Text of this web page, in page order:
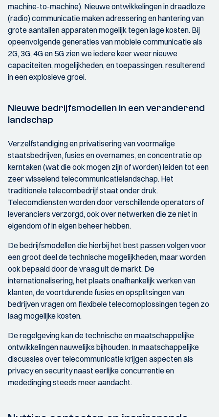
machine-to-machine). Nieuwe ontwikkelingen in draadloze
(radio) communicatie maken adressering en hantering van
grote aantallen apparaten mogelijk tegen lage kosten. Bij
opeenvolgende generaties van mobiele communicatie als
2G, 3G, 4G en 5G zien we iedere keer weer nieuwe
capaciteiten, mogelijkheden, en toepassingen, resulterend
in een explosieve groei.
Nieuwe bedrijfsmodellen in een veranderend
landschap
Verzelfstandiging en privatisering van voormalige
staatsbedrijven, fusies en overnames, en concentratie op
kerntaken (wat die ook mogen zijn of worden) leiden tot een
zeer wisselend telecommunicatielandschap. Het
traditionele telecombedrijf staat onder druk.
Telecomdiensten worden door verschillende operators of
leveranciers verzorgd, ook over netwerken die ze niet in
eigendom of in eigen beheer hebben.
De bedrijfsmodellen die hierbij het best passen volgen voor
een groot deel de technische mogelijkheden, maar worden
ook bepaald door de vraag uit de markt. De
internationalisering, het plaats onafhankelijk werken van
klanten, de voortdurende fusies en opsplitsingen van
bedrijven vragen om flexibele telecomoplossingen tegen zo
laag mogelijke kosten.
De regelgeving kan de technische en maatschappelijke
ontwikkelingen nauwelijks bijhouden. In maatschappelijke
discussies over telecommunicatie krijgen aspecten als
privacy en security naast eerlijke concurrentie en
mededinging steeds meer aandacht.